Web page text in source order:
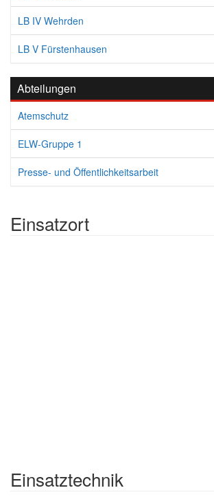
LB IV Wehrden
LB V Fürstenhausen
Abteilungen
Atemschutz
ELW-Gruppe 1
Presse- und Öffentlichkeitsarbeit
Einsatzort
Einsatztechnik